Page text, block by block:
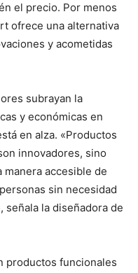
el precio. Por menos
ofrece una alternativa
y acometidas
subrayan la
y económicas en
en alza. «Productos
innovadores, sino
accesible de
sin necesidad
la diseñadora de
productos funcionales